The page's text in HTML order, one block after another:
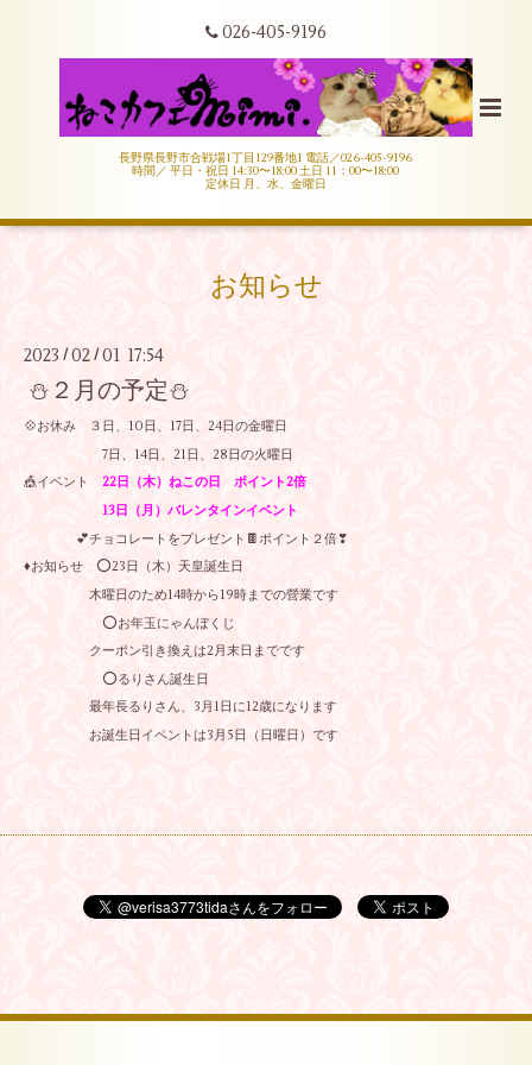
026-405-9196
長野県長野市合戦場1丁目129番地1 電話／026-405-9196
時間／ 平日・祝日 14:30〜18:00 土日 11：00〜18:00
定休日 月、水、金曜日
お知らせ
2023 /02 /01 17:54
⛄２月の予定⛄
💠お休み ３日、10日、17日、24日の金曜日
7日、14日、21日、28日の火曜日
🎪イベント 22日（木）ねこの日 ポイント2倍
13日（月）バレンタインイベント
💕チョコレートをプレゼント🍫ポイント２倍❣
♦お知らせ ⭕23日（木）天皇誕生日
木曜日のため14時から19時までの營業です
⭕お年玉にゃんぼくじ
クーポン引き換えは2月末日までです
⭕るりさん誕生日
最年長るりさん、3月1日に12歳になります
お誕生日イペントは3月5日（日曜日）です